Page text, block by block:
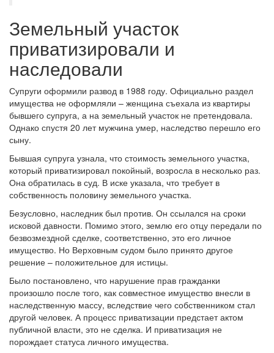
Земельный участок
приватизировали и
наследовали
Супруги оформили развод в 1988 году. Официально раздел
имущества не оформляли – женщина съехала из квартиры
бывшего супруга, а на земельный участок не претендовала.
Однако спустя 20 лет мужчина умер, наследство перешло его
сыну.
Бывшая супруга узнала, что стоимость земельного участка,
который приватизировал покойный, возросла в несколько раз.
Она обратилась в суд. В иске указала, что требует в
собственность половину земельного участка.
Безусловно, наследник был против. Он ссылался на сроки
исковой давности. Помимо этого, землю его отцу передали по
безвозмездной сделке, соответственно, это его личное
имущество. Но Верховным судом было принято другое
решение – положительное для истицы.
Было постановлено, что нарушение прав гражданки
произошло после того, как совместное имущество внесли в
наследственную массу, вследствие чего собственником стал
другой человек. А процесс приватизации предстает актом
публичной власти, это не сделка. И приватизация не
порождает статуса личного имущества.